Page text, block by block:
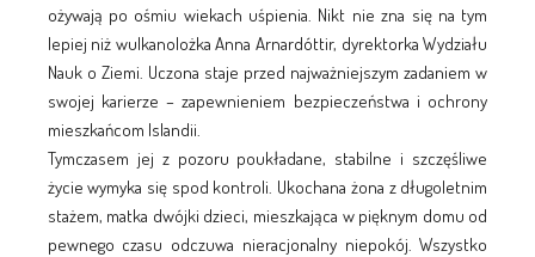
ożywają po ośmiu wiekach uśpienia. Nikt nie zna się na tym
lepiej niż wulkanolożka Anna Arnardóttir, dyrektorka Wydziału
Nauk o Ziemi. Uczona staje przed najważniejszym zadaniem w
swojej karierze – zapewnieniem bezpieczeństwa i ochrony
mieszkańcom Islandii.
Tymczasem jej z pozoru poukładane, stabilne i szczęśliwe
życie wymyka się spod kontroli. Ukochana żona z długoletnim
stażem, matka dwójki dzieci, mieszkająca w pięknym domu od
pewnego czasu odczuwa nieracjonalny niepokój. Wszystko